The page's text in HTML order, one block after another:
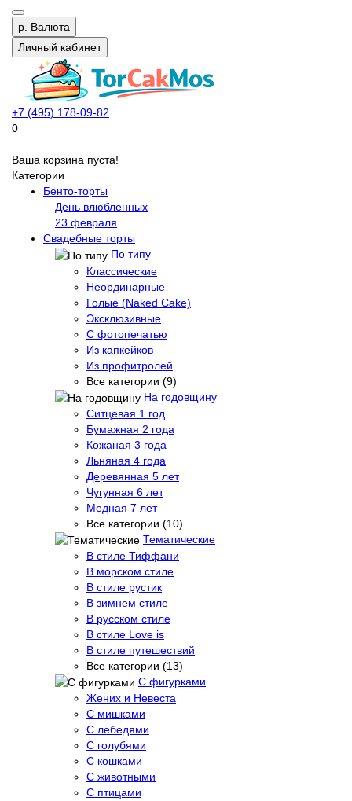
р. Валюта
Личный кабинет
+7 (495) 178-09-82
0
Ваша корзина пуста!
Категории
Бенто-торты
День влюбленных
23 февраля
Свадебные торты
По типу
Классические
Неординарные
Голые (Naked Cake)
Эксклюзивные
С фотопечатью
Из капкейков
Из профитролей
Все категории (9)
На годовщину
Ситцевая 1 год
Бумажная 2 года
Кожаная 3 года
Льняная 4 года
Деревянная 5 лет
Чугунная 6 лет
Медная 7 лет
Все категории (10)
Тематические
В стиле Тиффани
В морском стиле
В стиле рустик
В зимнем стиле
В русском стиле
В стиле Love is
В стиле путешествий
Все категории (13)
С фигурками
Жених и Невеста
С мишками
С лебедями
С голубями
С кошками
С животными
С птицами